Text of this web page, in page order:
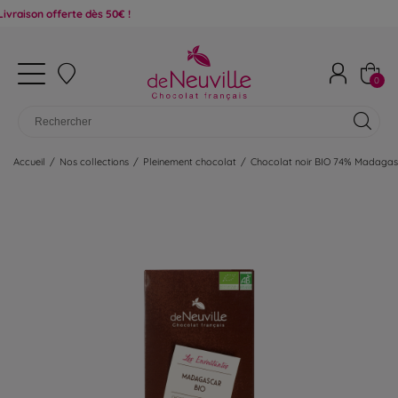
dès 50€ !
0
Accueil / Nos collections / Pleinement chocolat / Chocolat noir BIO 74%